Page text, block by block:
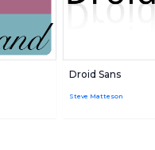
Droid Sans
Steve Matteson